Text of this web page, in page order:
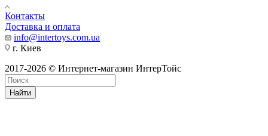
Контакты
Доставка и оплата
info@intertoys.com.ua
г. Киев
2017-2026 © Интернет-магазин ИнтерТойс
Найти